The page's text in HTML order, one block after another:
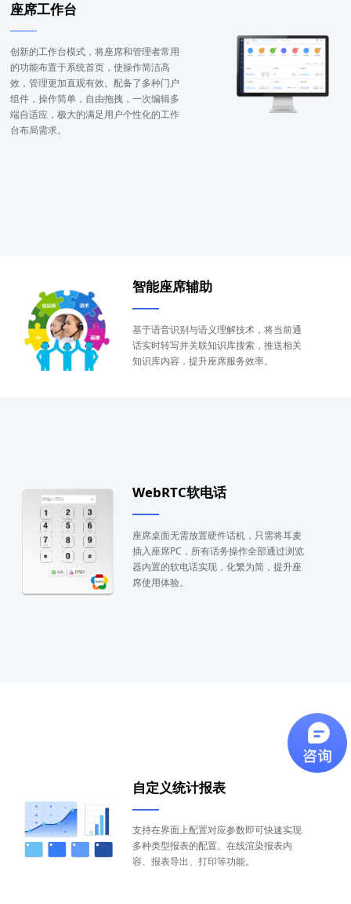
座席工作台
创新的工作台模式，将座席和管理者常用
的功能布置于系统首页，使操作简洁高
效，管理更加直观有效。配备了多种门户
组件，操作简单，自由拖拽，一次编辑多
端自适应，极大的满足用户个性化的工作
台布局需求。
智能座席辅助
基于语音识别与语义理解技术，将当前通
话实时转写并关联知识库搜索，推送相关
知识库内容，提升座席服务效率。
WebRTC软电话
座席桌面无需放置硬件话机，只需将耳麦
插入座席PC，所有话务操作全部通过浏览
器内置的软电话实现，化繁为简，提升座
席使用体验。
自定义统计报表
支持在界面上配置对应参数即可快速实现
多种类型报表的配置、在线渲染报表内
容、报表导出、打印等功能。